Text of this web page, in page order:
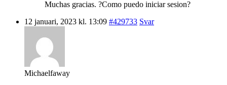
Muchas gracias. ?Como puedo iniciar sesion?
12 januari, 2023 kl. 13:09 #429733 Svar
Michaelfaway